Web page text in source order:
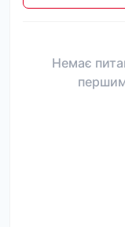
Немає
першим